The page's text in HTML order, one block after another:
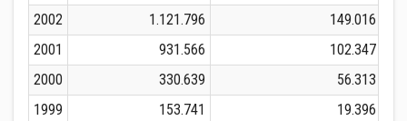
2002
1.121.796
149.016
2001
931.566
102.347
2000
330.639
56.313
1999
153.741 19.396